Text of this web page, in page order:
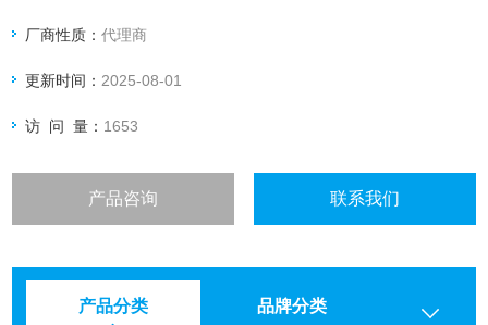
厂商性质：代理商
更新时间： 2025-08-01
访 问 量： 1653
产品咨询 联系我们
产品分类 品牌分类